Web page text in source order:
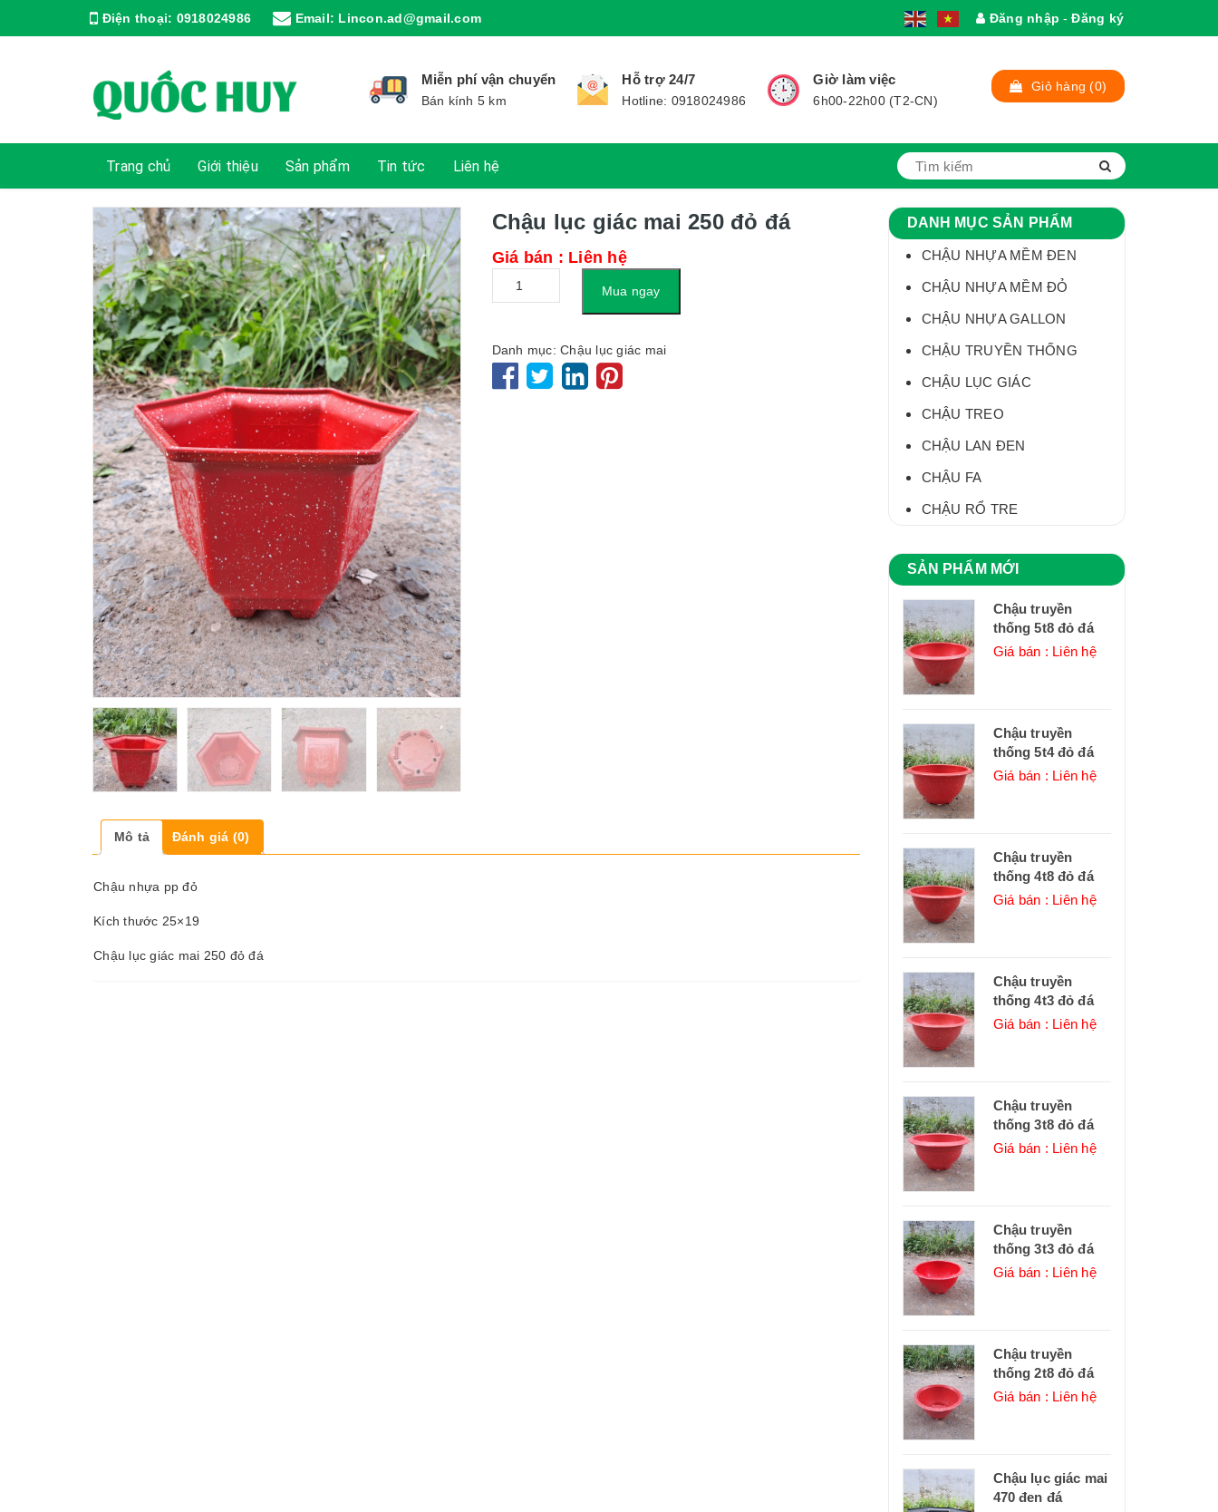
Điện thoại: 0918024986 Email: Lincon.ad@gmail.com Đăng nhập - Đăng ký
Miễn phí vận chuyển
Bán kính 5 km
Hỗ trợ 24/7
Hotline: 0918024986
Giờ làm việc
6h00-22h00 (T2-CN)
Giỏ hàng (0)
Trang chủ Giới thiệu Sản phẩm Tin tức Liên hệ
Chậu lục giác mai 250 đỏ đá
Giá bán : Liên hệ
Mua ngay
Danh mục:Chậu lục giác mai
Mô tả Đánh giá (0)
Chậu nhựa pp đỏ
Kích thước 25×19
Chậu lục giác mai 250 đỏ đá
DANH MỤC SẢN PHẨM
CHẬU NHỰA MỀM ĐEN
CHẬU NHỰA MỀM ĐỎ
CHẬU NHỰA GALLON
CHẬU TRUYỀN THỐNG
CHẬU LỤC GIÁC
CHẬU TREO
CHẬU LAN ĐEN
CHẬU FA
CHẬU RỔ TRE
SẢN PHẨM MỚI
Chậu truyền
thống 5t8 đỏ đá
Giá bán : Liên hệ
Chậu truyền
thống 5t4 đỏ đá
Giá bán : Liên hệ
Chậu truyền
thống 4t8 đỏ đá
Giá bán : Liên hệ
Chậu truyền
thống 4t3 đỏ đá
Giá bán : Liên hệ
Chậu truyền
thống 3t8 đỏ đá
Giá bán : Liên hệ
Chậu truyền
thống 3t3 đỏ đá
Giá bán : Liên hệ
Chậu truyền
thống 2t8 đỏ đá
Giá bán : Liên hệ
Chậu lục giác mai
470 đen đá